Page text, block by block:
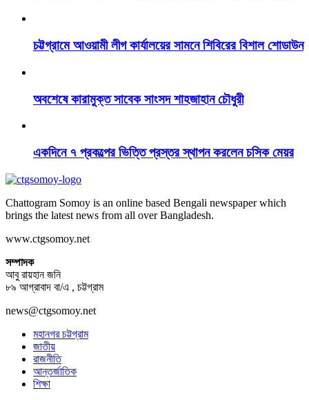
চট্টগ্রামে আওয়ামী লীগ কার্যালয়ের সামনে শিবিরের বিশাল শোডাউন
অবশেষে কারামুক্ত সাবেক সাংসদ শাহজাহান চৌধুরী
একদিনে ৭ প্রকল্পের ভিত্তি প্রস্তর স্থাপন করলেন চসিক মেয়র
Chattogram Somoy is an online based Bengali newspaper which
brings the latest news from all over Bangladesh.
www.ctgsomoy.net
সম্পাদক
আবু রায়হান জনি
৮৯ আগ্রাবাদ বা/এ , চট্টগ্রাম
news@ctgsomoy.net
মহানগর চট্টগ্রাম
জাতীয়
রাজনীতি
আন্তর্জাতিক
শিক্ষা